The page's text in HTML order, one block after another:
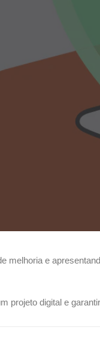
melhoria e
projeto digital e